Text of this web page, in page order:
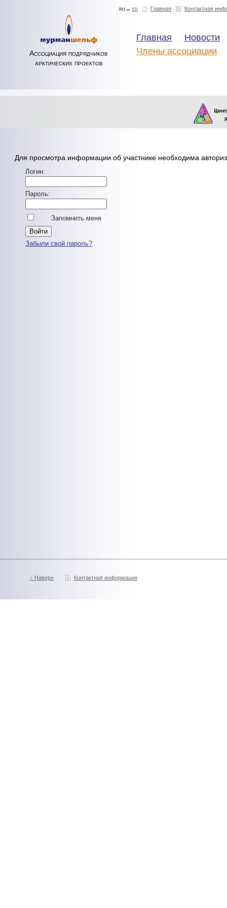
Ассоциация подрядчиков
арктических проектов
Контактная
Главная
ru→ en
Главная
Новости
Члены ассоциации
Для просмотра информации об участнике необходима
Логин:
Пароль:
Запомнить меня
Забыли свой пароль?
↑ Наверх Контактная информация